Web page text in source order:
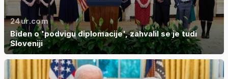
24ur.com
Biden o 'podvigu diplomacije', zahvalil se je tudi
Sloveniji